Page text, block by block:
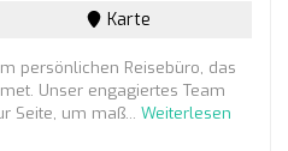
Karte
persönlichen Reisebüro, das
Unser engagiertes Team
Seite, um maß...Weiterlesen